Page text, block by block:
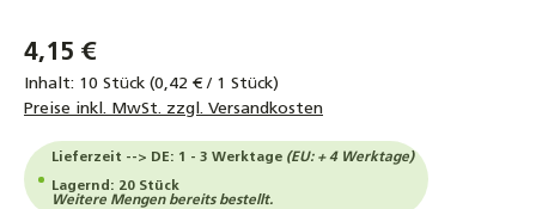
4,15 €
Inhalt: 10 Stück (0,42 € / 1 Stück)
Preise inkl. MwSt. zzgl. Versandkosten
Lieferzeit --> DE: 1 - 3 Werktage (EU: + 4 Werktage)
Lagernd: 20 Stück
Weitere Mengen bereits bestellt.